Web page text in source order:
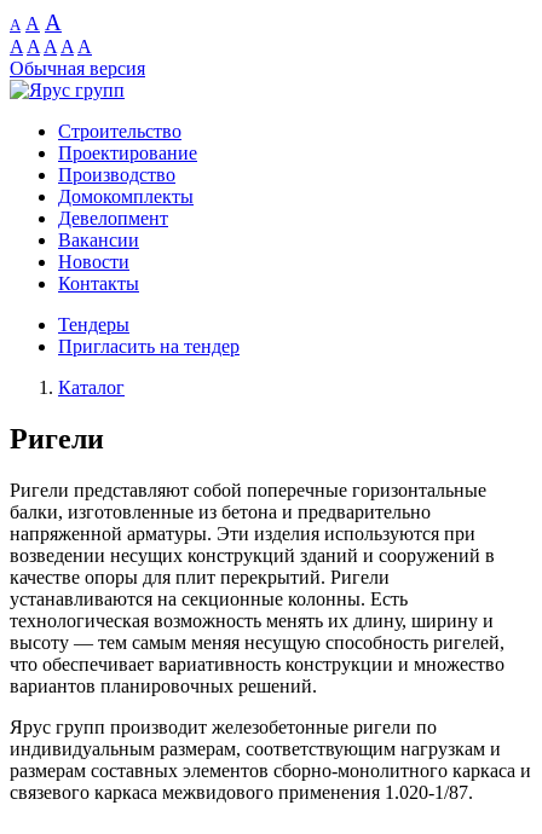
A A A
A A A A A
Обычная версия
Строительство
Проектирование
Производство
Домокомплекты
Девелопмент
Вакансии
Новости
Контакты
Тендеры
Пригласить на тендер
Каталог
Ригели
Ригели представляют собой поперечные горизонтальные
балки, изготовленные из бетона и предварительно
напряженной арматуры. Эти изделия используются при
возведении несущих конструкций зданий и сооружений в
качестве опоры для плит перекрытий. Ригели
устанавливаются на секционные колонны. Есть
технологическая возможность менять их длину, ширину и
высоту — тем самым меняя несущую способность ригелей,
что обеспечивает вариативность конструкции и множество
вариантов планировочных решений.
Ярус групп производит железобетонные ригели по
индивидуальным размерам, соответствующим нагрузкам и
размерам составных элементов сборно-монолитного каркаса и
связевого каркаса межвидового применения 1.020-1/87.